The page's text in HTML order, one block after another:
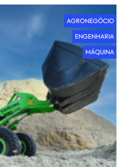
AGRONEGÓCIO
ENGENHARIA
MÁQUINA